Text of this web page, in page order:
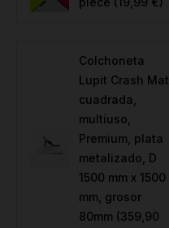
Colchoneta
Lupit Crash Mat
cuadrada,
multiuso,
Premium, plata
metalizado, D
1500 mm x 1500
mm, grosor
80mm (359,90